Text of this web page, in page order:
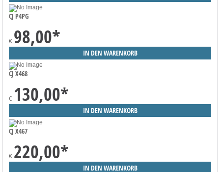
CJ P4PG
€ 98,00*
CJ X468
€ 130,00*
CJ X467
€ 220,00*